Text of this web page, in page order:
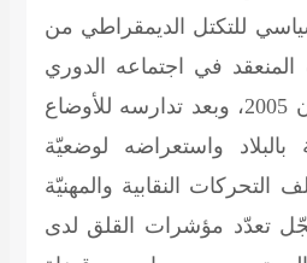
للتكتل الديمقراطي من
في اجتماعه الدوري
مساء الأربعاء 15 جوان 2005، وبعد تدارسه للأوضاع
بالبلاد واستعراضه لوضعيّة
التحركات النقابية والمهنيّة
مؤشرات القلق لدى